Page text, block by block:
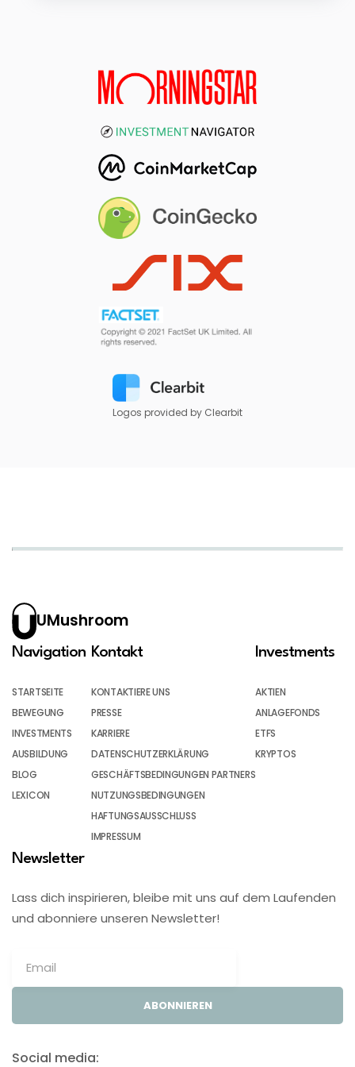
Logos provided by Clearbit
UMushroom
Navigation
STARTSEITE
BEWEGUNG
INVESTMENTS
AUSBILDUNG
BLOG
LEXICON
Kontakt
KONTAKTIERE UNS
PRESSE
KARRIERE
DATENSCHUTZERKLÄRUNG
GESCHÄFTSBEDINGUNGEN PARTNERS
NUTZUNGSBEDINGUNGEN
HAFTUNGSAUSSCHLUSS
IMPRESSUM
Investments
AKTIEN
ANLAGEFONDS
ETFS
KRYPTOS
Newsletter
Lass dich inspirieren, bleibe mit uns auf dem Laufenden
und abonniere unseren Newsletter!
ABONNIEREN
Social media: